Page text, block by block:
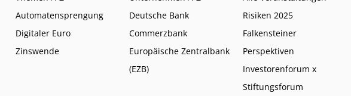
Automatensprengung
Digitaler Euro
Zinswende
Deutsche Bank
Commerzbank
Europäische Zentralbank
(EZB)
Risiken 2025
Falkensteiner
Perspektiven
Investorenforum x
Stiftungsforum